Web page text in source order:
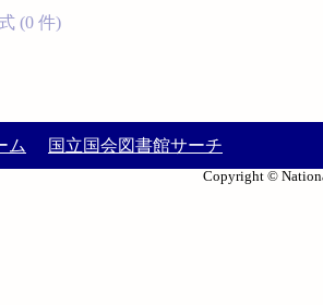
(0 件)
ム 国立国会図書館サーチ
Copyright ©